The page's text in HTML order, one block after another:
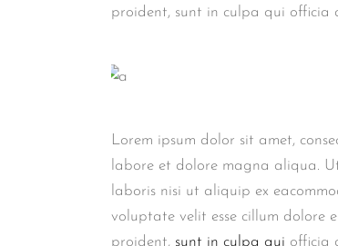
proident, sunt in culpa qui officia
Lorem ipsum dolor sit amet,
labore et dolore magna aliqua.
laboris nisi ut aliquip ex
voluptate velit esse cillum dolore
proident, sunt in culpa qui officia